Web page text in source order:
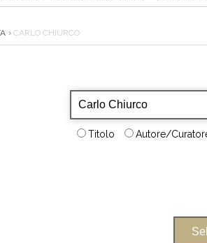
CARLO CHIURCO
Titolo Autore/